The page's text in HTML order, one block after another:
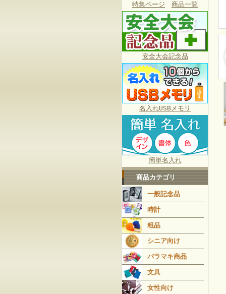
特集ページ 商品一覧
安全大会記念品
名入れUSBメモリ
簡単名入れ
商品カテゴリ
一般記念品
時計
粗品
シニア向け
バラマキ商品
文具
女性向け